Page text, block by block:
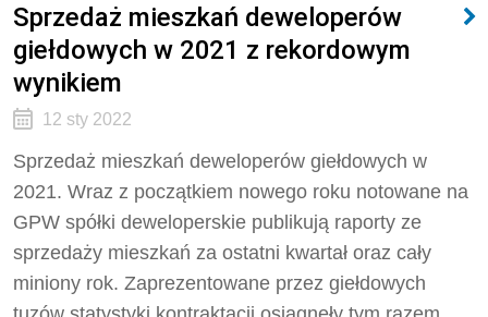
Sprzedaż mieszkań deweloperów
giełdowych w 2021 z rekordowym
wynikiem
12 sty 2022
Sprzedaż mieszkań deweloperów giełdowych w
2021. Wraz z początkiem nowego roku notowane na
GPW spółki deweloperskie publikują raporty ze
sprzedaży mieszkań za ostatni kwartał oraz cały
miniony rok. Zaprezentowane przez giełdowych